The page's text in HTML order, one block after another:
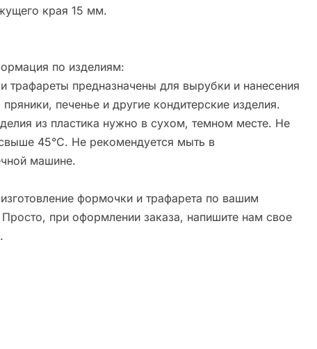
края 15 мм.
по изделиям:
трафареты предназначены для вырубки и нанесения
пряники, печенье и другие кондитерские изделия.
из пластика нужно в сухом, темном месте. Не
45°С. Не рекомендуется мыть в
машине.
формочки и трафарета по вашим
при оформлении заказа, напишите нам свое